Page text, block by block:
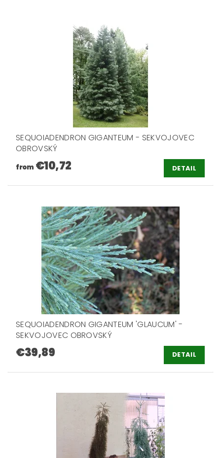
SEQUOIADENDRON GIGANTEUM - SEKVOJOVEC
OBROVSKÝ
from €10,72 DETAIL
SEQUOIADENDRON GIGANTEUM 'GLAUCUM' -
SEKVOJOVEC OBROVSKÝ
€39,89 DETAIL